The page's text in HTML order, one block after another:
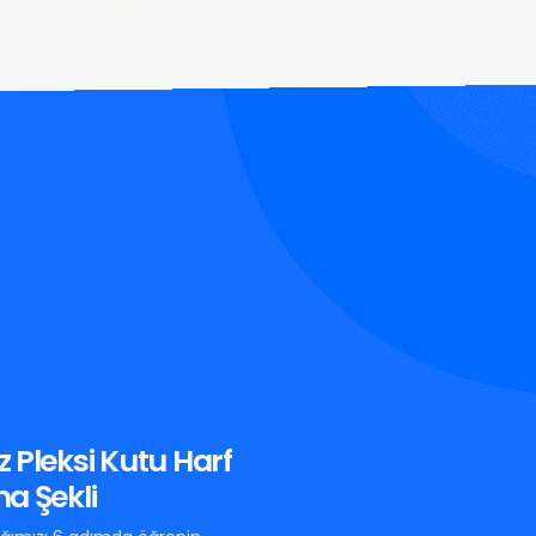
Pleksi Kutu Harf
Şekli